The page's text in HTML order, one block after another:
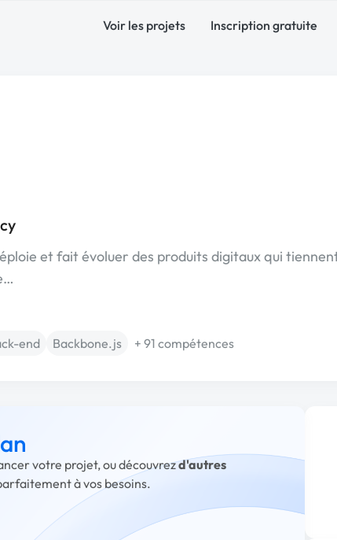
Voir les projets Inscription gratuite
et fait évoluer des produits digitaux qui
end Backbone.js + 91 compétences
votre projet, ou découvrezd'autres
à vos besoins.